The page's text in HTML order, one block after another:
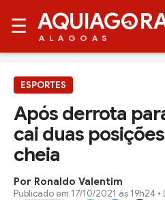
☰ AQUIAG
ALAGOAS
ESPORTES
Após derrota
cai duas
cheia
Por Ronaldo Valentim
Publicado em 17/10/2021 às 19h24 •